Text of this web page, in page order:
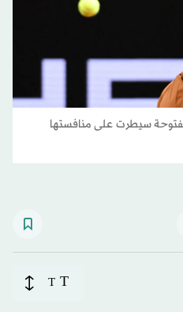
سيطرت على منافستها
T
T